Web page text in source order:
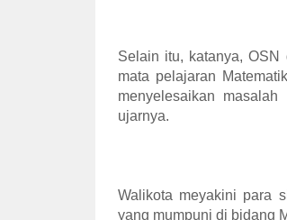
Selain itu, katanya,
mata pelajaran
menyelesaikan
ujarnya.
Walikota meyakini para
yang mumpuni di bidang